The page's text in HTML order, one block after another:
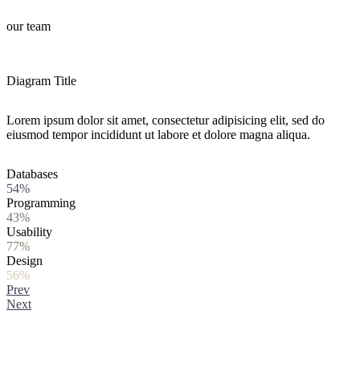
our team
Diagram Title
Lorem ipsum dolor sit amet, consectetur adipisicing elit, sed do
eiusmod tempor incididunt ut labore et dolore magna aliqua.
Databases
54%
Programming
43%
Usability
77%
Design
56%
Prev
Next